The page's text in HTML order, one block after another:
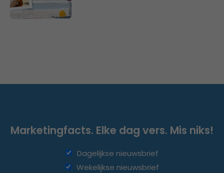
Marketingfacts. Elke dag vers. Mis niks!
Dagelijkse nieuwsbrief
Wekelijkse nieuwsbrief